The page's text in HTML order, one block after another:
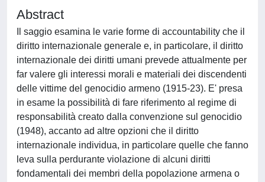
Abstract
Il saggio esamina le varie forme di accountability che il
diritto internazionale generale e, in particolare, il diritto
internazionale dei diritti umani prevede attualmente per
far valere gli interessi morali e materiali dei discendenti
delle vittime del genocidio armeno (1915-23). E' presa
in esame la possibilità di fare riferimento al regime di
responsabilità creato dalla convenzione sul genocidio
(1948), accanto ad altre opzioni che il diritto
internazionale individua, in particolare quelle che fanno
leva sulla perdurante violazione di alcuni diritti
fondamentali dei membri della popolazione armena o